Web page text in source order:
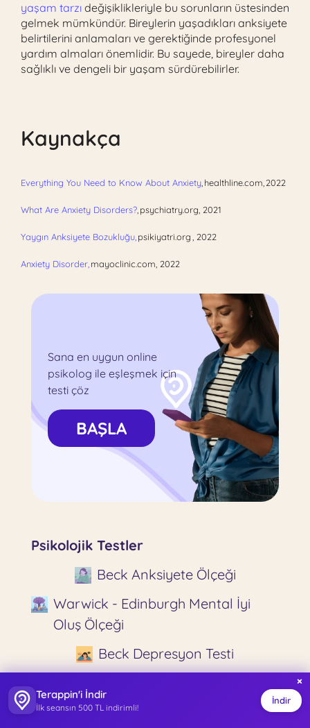
yaşam tarzı değişiklikleriyle bu sorunların üstesinden
gelmek mümkündür. Bireylerin yaşadıkları anksiyete
belirtilerini anlamaları ve gerektiğinde profesyonel
yardım almaları önemlidir. Bu sayede, bireyler daha
sağlıklı ve dengeli bir yaşam sürdürebilirler.
Kaynakça
Everything You Need to Know About Anxiety , healthline.com, 2022
What Are Anxiety Disorders? , psychiatry.org, 2021
Yaygın Anksiyete Bozukluğu, psikiyatri.org , 2022
Anxiety Disorder, mayoclinic.com, 2022
Sana en uygun online
psikolog ile eşleşmek için
testi çöz
BAŞLA
Psikolojik Testler
Beck Anksiyete Ölçeği
Warwick - Edinburgh Mental İyi
Oluş Ölçeği
Beck Depresyon Testi
Algılanan Sosyal Destek Ölçeği
×
Terappin'i İndir
İlk seansın 500 TL indirimli!
İndir